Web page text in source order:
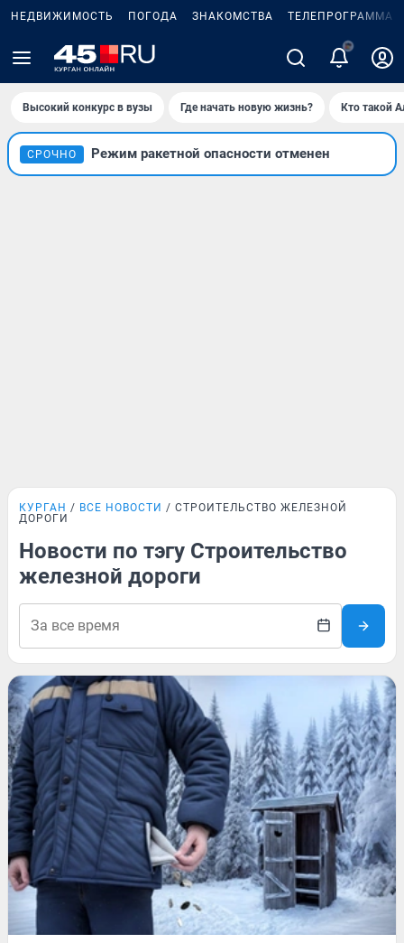
НЕДВИЖИМОСТЬ ПОГОДА ЗНАКОМСТВА ТЕЛЕПРОГРАММА
Высокий конкурс в вузы Где начать новую жизнь? Кто такой
СРОЧНО Режим ракетной опасности отменен
КУРГАН ВСЕ НОВОСТИ
СТРОИТЕЛЬСТВО ЖЕЛЕЗНОЙ
ДОРОГИ
Новости по тэгу Строительство
железной дороги